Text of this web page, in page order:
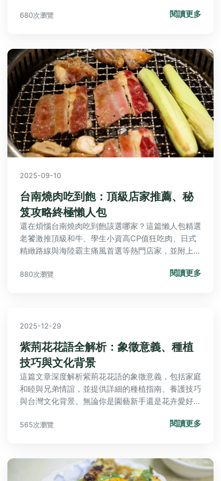
680次瀏覽 閱讀更多
2025-09-10
台南燒肉吃到飽：頂級店家推薦、秘
笈攻略終極懶人包
還在煩惱台南燒肉吃到飽該選哪家？這篇懶人包精選
老饕激推頂級和牛、學生小資高CP值狂吃肉、日式
精緻路線與海陸霸主痛風首選等熱門店家，並附上必
肉盛宴不踩雷！
880次瀏覽 閱讀更多
2025-12-29
紫荊花花語全解析：象徵意義、種植
技巧與文化背景
這篇文章深度解析紫荊花花語的象徵意義，包括家庭
和睦與兄弟情誼，並提供詳細的種植指南、養護技巧
與台灣文化背景。無論你是園藝新手還是花卉愛好
問。
565次瀏覽 閱讀更多